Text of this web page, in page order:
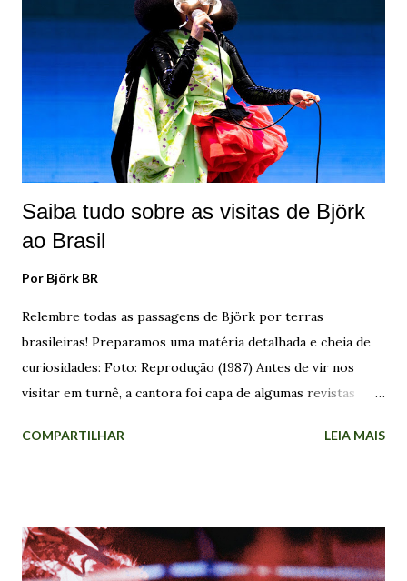
vezes", que muitas vezes são "apenas uma lista de seus
namorados e ficam dizendo: "Ah, eles tiveram uma vida feliz"
se tiverem tido um casamento. Mas se não tiver sido o caso,
então a vida delas foi um fracasso. Com os homens, eles não
fazem nada disso". A intenção de Björk com os episódios é
"dar importância ao meu trabalho" e ...
Saiba tudo sobre as visitas de Björk
ao Brasil
Por Björk BR
Relembre todas as passagens de Björk por terras
brasileiras! Preparamos uma matéria detalhada e cheia de
curiosidades: Foto: Reprodução (1987) Antes de vir nos
visitar em turnê, a cantora foi capa de algumas revistas
de Dezembro de 1989 . A divulgação do trabalho dela por
Army of Me One Day The Modern Things Venus as a Boy
You've Been Flirting Again Isobel Possibly Maybe I Go
COMPARTILHAR LEIA MAIS